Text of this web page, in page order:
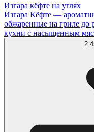
Изгара кёфте на углях
Изгара Кёфте —
обжаренные на гриле до
кухни с насыщенным
2